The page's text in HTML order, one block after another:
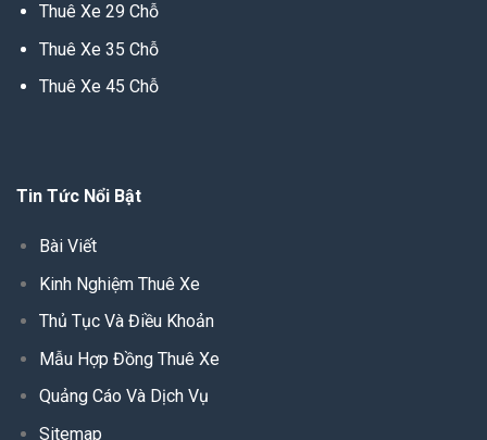
Thuê Xe 29 Chỗ
Thuê Xe 35 Chỗ
Thuê Xe 45 Chỗ
Tin Tức Nổi Bật
Bài Viết
Kinh Nghiệm Thuê Xe
Thủ Tục Và Điều Khoản
Mẫu Hợp Đồng Thuê Xe
Quảng Cáo Và Dịch Vụ
Sitemap